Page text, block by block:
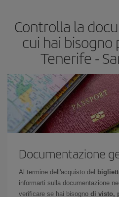
Controlla la
cui hai
Tenerife -
Documentazione
Al termine dell'acquisto del
informarti sulla documentazione
verificare se hai bisogno di visto,